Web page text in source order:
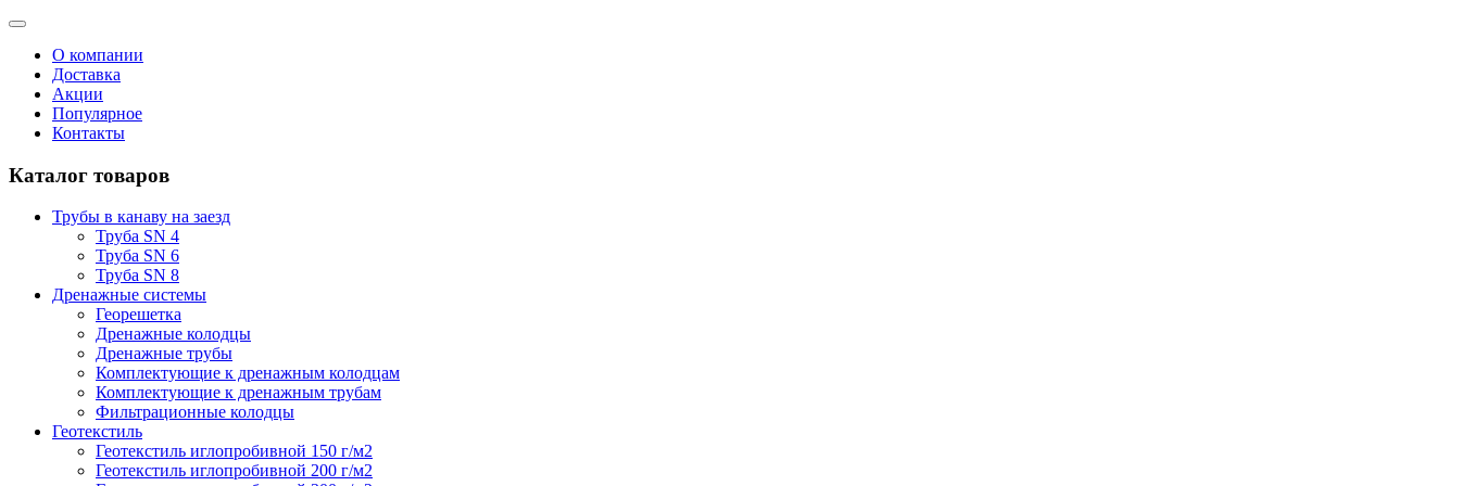
О компании
Доставка
Акции
Популярное
Контакты
Каталог товаров
Трубы в канаву на заезд
Труба SN 4
Труба SN 6
Труба SN 8
Дренажные системы
Георешетка
Дренажные колодцы
Дренажные трубы
Комплектующие к дренажным колодцам
Комплектующие к дренажным трубам
Фильтрационные колодцы
Геотекстиль
Геотекстиль иглопробивной 150 г/м2
Геотекстиль иглопробивной 200 г/м2